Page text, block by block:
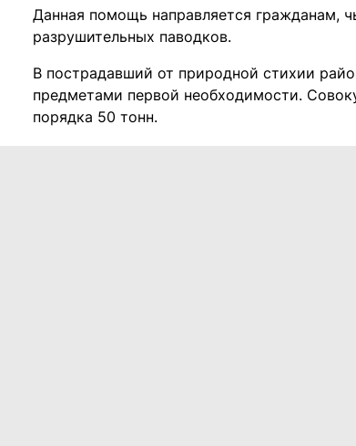
Данная помощь направляется гражданам,
разрушительных паводков.
В пострадавший от природной стихии
предметами первой необходимости.
порядка 50 тонн.